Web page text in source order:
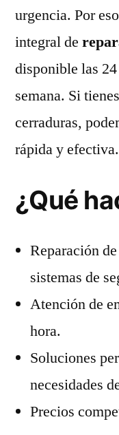
urgencia. Por
integral de
disponible las
semana. Si
cerraduras,
rápida y efectiva.
¿Qué
Reparación
sistemas de
Atención de
hora.
Soluciones
necesidades
Precios